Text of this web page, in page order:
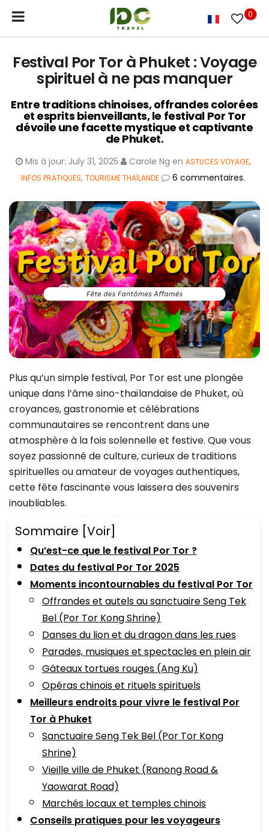
0
Festival Por Tor à Phuket : Voyage
spirituel à ne pas manquer
Entre traditions chinoises, offrandes colorées
et esprits bienveillants, le festival Por Tor
dévoile une facette mystique et captivante
de Phuket.
Mis à jour: July 31, 2025 Carole Ng en ASTUCES VOYAGE,
INFOS PRATIQUES, TOURISME THAÏLANDE 6 commentaires.
Plus qu’un simple festival, Por Tor est une plongée
unique dans l’âme sino-thaïlandaise de Phuket, où
croyances, gastronomie et célébrations
communautaires se rencontrent dans une
atmosphère à la fois solennelle et festive. Que vous
soyez passionné de culture, curieux de traditions
spirituelles ou amateur de voyages authentiques,
cette fête fascinante vous laissera des souvenirs
inoubliables.
Sommaire [Voir]
Qu’est-ce que le festival Por Tor ?
Dates du festival Por Tor 2025
Moments incontournables du festival Por Tor
Offrandes et autels au sanctuaire Seng Tek
Bel (Por Tor Kong Shrine)
Danses du lion et du dragon dans les rues
Parades, musiques et spectacles en plein air
Gâteaux tortues rouges (Ang Ku)
Opéras chinois et rituels spirituels
Meilleurs endroits pour vivre le festival Por
Tor à Phuket
Sanctuaire Seng Tek Bel (Por Tor Kong
Shrine)
Vieille ville de Phuket (Ranong Road &
Yaowarat Road)
Marchés locaux et temples chinois
Conseils pratiques pour les voyageurs